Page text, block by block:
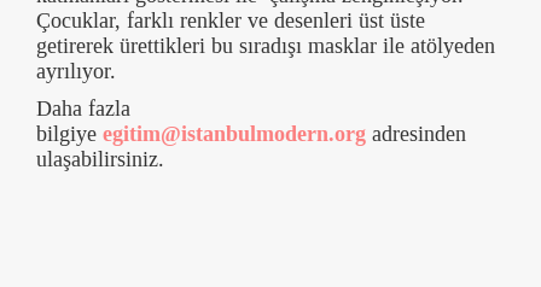
Çocuklar, farklı renkler ve desenleri üst üste
getirerek ürettikleri bu sıradışı masklar ile atölyeden
ayrılıyor.
Daha fazla
bilgiye egitim@istanbulmodern.org adresinden
ulaşabilirsiniz.